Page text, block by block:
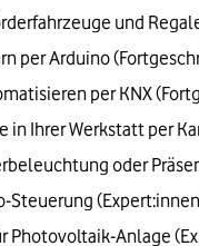
und
per Arduino
per KNX
in Ihrer Werkstatt per
oder
Steuerung
Photovoltaik-Anlage